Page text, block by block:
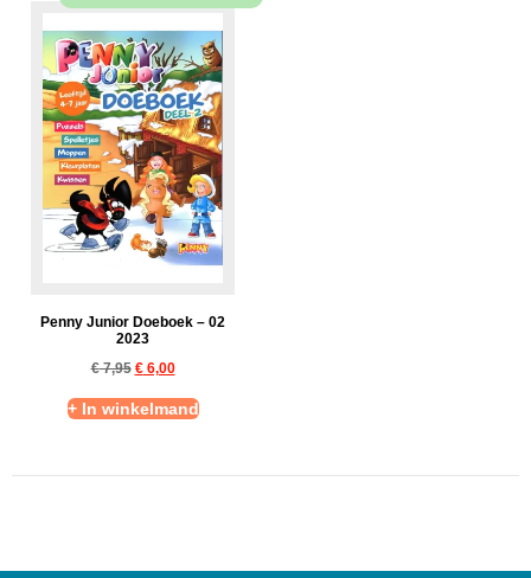
Penny Junior Doeboek – 02
2023
€7,95 €6,00
+ In winkelmand